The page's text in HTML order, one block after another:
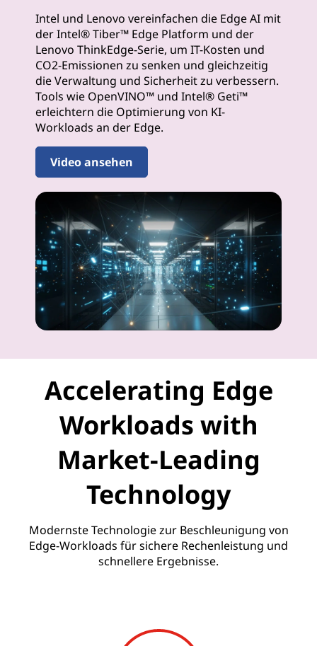
Intel und Lenovo vereinfachen die Edge AI mit
der Intel® Tiber™ Edge Platform und der
Lenovo ThinkEdge-Serie, um IT-Kosten und
CO2-Emissionen zu senken und gleichzeitig
die Verwaltung und Sicherheit zu verbessern.
Tools wie OpenVINO™ und Intel® Geti™
erleichtern die Optimierung von KI-
Workloads an der Edge.
Video ansehen
Accelerating Edge
Workloads with
Market-Leading
Technology
Modernste Technologie zur Beschleunigung von
Edge-Workloads für sichere Rechenleistung und
schnellere Ergebnisse.